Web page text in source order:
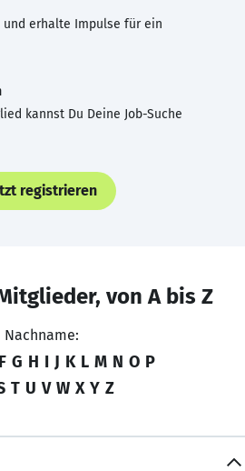
und erhalte Impulse für ein
kannst Du Deine Job-Suche
registrieren
von A bis Z
Nachname:
F G H I J K L M N O P
T U V W X Y Z